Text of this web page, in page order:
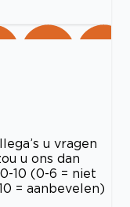
u vragen
u ons dan
10 (0-6 = niet
= aanbevelen)